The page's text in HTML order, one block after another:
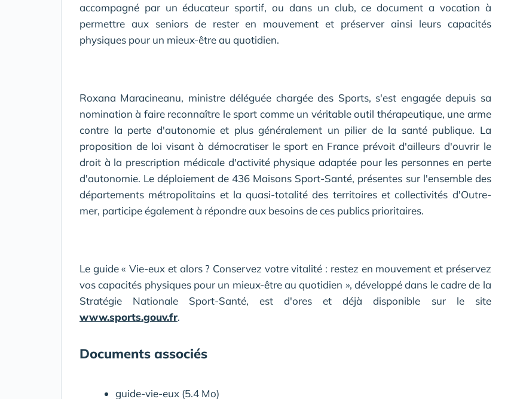
accompagné par un éducateur sportif, ou dans un club, ce document a vocation à
permettre aux seniors de rester en mouvement et préserver ainsi leurs capacités
physiques pour un mieux-être au quotidien.
Roxana Maracineanu, ministre déléguée chargée des Sports, s'est engagée depuis sa
nomination à faire reconnaître le sport comme un véritable outil thérapeutique, une arme
contre la perte d'autonomie et plus généralement un pilier de la santé publique. La
proposition de loi visant à démocratiser le sport en France prévoit d'ailleurs d'ouvrir le
droit à la prescription médicale d'activité physique adaptée pour les personnes en perte
d'autonomie. Le déploiement de 436 Maisons Sport-Santé, présentes sur l'ensemble des
départements métropolitains et la quasi-totalité des territoires et collectivités d'Outre-
mer, participe également à répondre aux besoins de ces publics prioritaires.
Le guide « Vie-eux et alors ? Conservez votre vitalité : restez en mouvement et préservez
vos capacités physiques pour un mieux-être au quotidien », développé dans le cadre de la
Stratégie Nationale Sport-Santé, est d'ores et déjà disponible sur le site
www.sports.gouv.fr.
Documents associés
guide-vie-eux (5.4 Mo)